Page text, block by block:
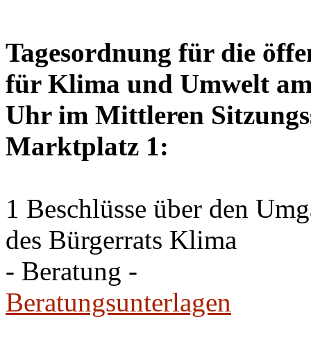
Tagesordnung für die
für Klima und Umwelt
Uhr im Mittleren
Marktplatz 1:
1 Beschlüsse über den
des Bürgerrats Klima
- Beratung -
Beratungsunterlagen